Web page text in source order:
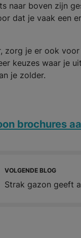
naar boven zijn
dat je vaak een
je er ook
keuzes waar je
je zolder.
brochures
VOLGENDE BLOG
Strak gazon geeft